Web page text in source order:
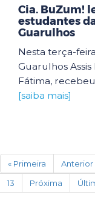
Cia. BuZum!
estudantes
Guarulhos
Nesta terça-
Guarulhos
Fátima,
[saiba mais]
« Primeira Anterior
13
Próxima